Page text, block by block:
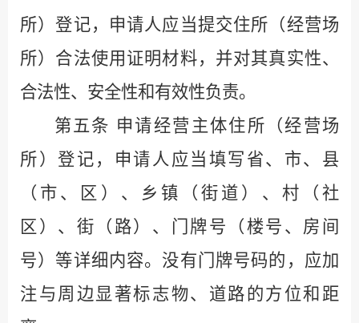
所）登记，申请人应当提交住所（经营场
所）合法使用证明材料，并对其真实性、
合法性、安全性和有效性负责。
第五条 申请经营主体住所（经营场
所）登记，申请人应当填写省、市、县
（市、区）、乡镇（街道）、村（社
区）、街（路）、门牌号（楼号、房间
号）等详细内容。没有门牌号码的，应加
注与周边显著标志物、道路的方位和距